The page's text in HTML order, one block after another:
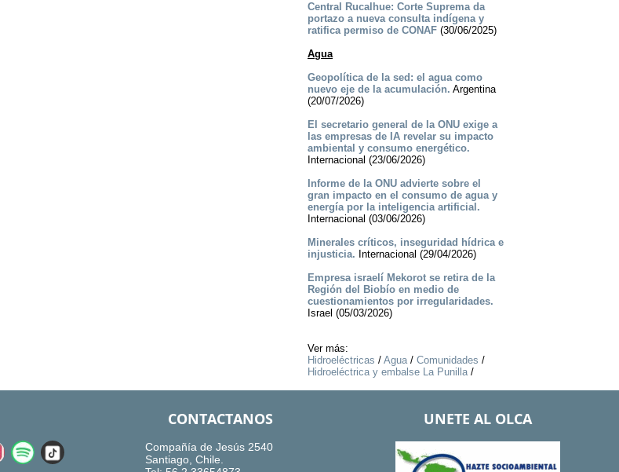
Central Rucalhue: Corte Suprema da
portazo a nueva consulta indígena y
ratifica permiso de CONAF(30/06/2025)
Agua
Geopolítica de la sed: el agua como
nuevo eje de la acumulación. Argentina
(20/07/2026)
El secretario general de la ONU exige a
las empresas de IA revelar su impacto
ambiental y consumo energético.
Internacional (23/06/2026)
Informe de la ONU advierte sobre el
gran impacto en el consumo de agua y
energía por la inteligencia artificial.
Internacional (03/06/2026)
Minerales críticos, inseguridad hídrica e
injusticia. Internacional (29/04/2026)
Empresa israelí Mekorot se retira de la
Región del Biobío en medio de
cuestionamientos por irregularidades.
Israel (05/03/2026)
Ver más:
Hidroeléctricas / Agua/ Comunidades /
Hidroeléctrica y embalse La Punilla/
CONTACTANOS
Compañía de Jesús 2540
Santiago, Chile.
UNETE AL OLCA